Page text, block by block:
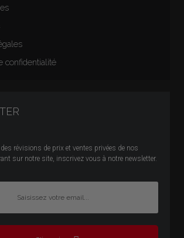
confidentialité
révisions de prix et ventes privées de nos
sur notre site, inscrivez vous à notre newsletter.